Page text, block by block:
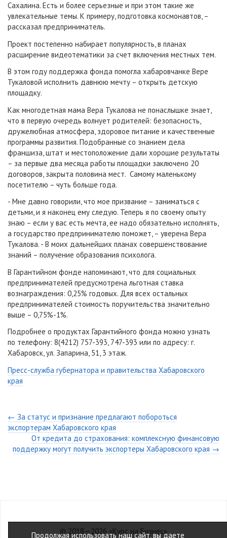
Сахалина. Есть и более серьезные и при этом такие же
увлекательные темы. К примеру, подготовка космонавтов, –
рассказал предприниматель.
Проект постепенно набирает популярность, в планах
расширение видеотематики за счет включения местных тем.
В этом году поддержка фонда помогла хабаровчанке Вере
Тукаловой исполнить давнюю мечту – открыть детскую
площадку.
Как многодетная мама Вера Тукалова не понаслышке знает,
что в первую очередь волнует родителей: безопасность,
дружелюбная атмосфера, здоровое питание и качественные
программы развития. Подобранные со знанием дела
франшиза, штат и местоположение дали хорошие результаты
– за первые два месяца работы площадки заключено 20
договоров, закрыта половина мест. Самому маленькому
посетителю – чуть больше года.
- Мне давно говорили, что мое призвание – заниматься с
детьми, и я наконец ему следую. Теперь я по своему опыту
знаю – если у вас есть мечта, ее надо обязательно исполнять,
а государство предпринимателю поможет, – уверена Вера
Тукалова. - В моих дальнейших планах совершенствование
знаний – получение образования психолога.
В Гарантийном фонде напоминают, что для социальных
предпринимателей предусмотрена льготная ставка
вознаграждения: 0,25% годовых. Для всех остальных
предпринимателей стоимость поручительства значительно
выше – 0,75%-1%.
Подробнее о продуктах Гарантийного фонда можно узнать
по телефону: 8(4212) 757-393, 747-393 или по адресу: г.
Хабаровск, ул. Запарина, 51, 3 этаж.
Пресс-служба губернатора и правительства Хабаровского
края
← За статус и признание предлагают побороться
экспортерам Хабаровского края
От кредита до страхования: комплексную финансовую
поддержку могут получить экспортеры Хабаровского края →
© 2018—2026 «Курс на Бизнес»
Продолжая использовать наш сайт, вы даете